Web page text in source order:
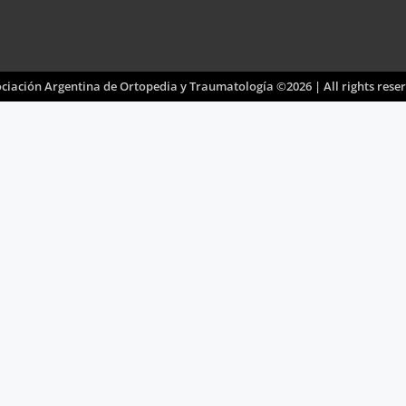
Argentina de Ortopedia y Traumatología ©2026 | All rights